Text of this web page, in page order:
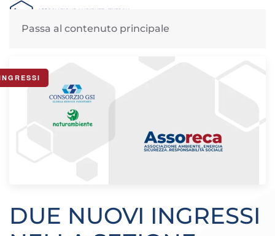
Passa al contenuto principale
News di Assoreca: lunedì, 6 Ottobre 2025
DUE NUOVI INGRESSI